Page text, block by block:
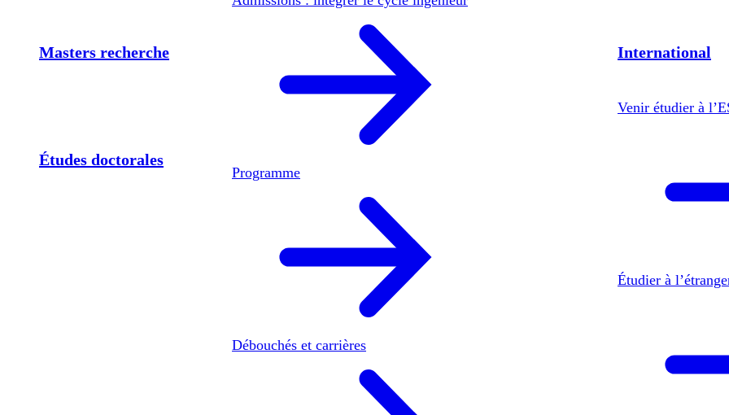
Programme
Débouchés et carrières
International
Venir étudier à
Étudier à
Masters recherche
Études doctorales